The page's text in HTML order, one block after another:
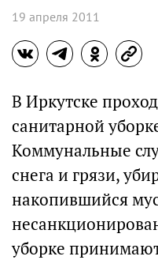
19 апреля 2011
В Иркутске
санитарной
Коммунальные
снега и грязи,
накопившийся
уборке